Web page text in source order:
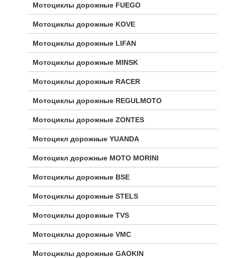
Мотоциклы дорожные FUEGO
Мотоциклы дорожные KOVE
Мотоциклы дорожные LIFAN
Мотоциклы дорожные MINSK
Мотоциклы дорожные RACER
Мотоциклы дорожные REGULMOTO
Мотоциклы дорожные ZONTES
Мотоцикл дорожные YUANDA
Мотоцикл дорожные МОТО MORINI
Мотоциклы дорожные BSE
Мотоциклы дорожные STELS
Мотоциклы дорожные TVS
Мотоциклы дорожные VMC
Мотоциклы дорожные GAOKIN